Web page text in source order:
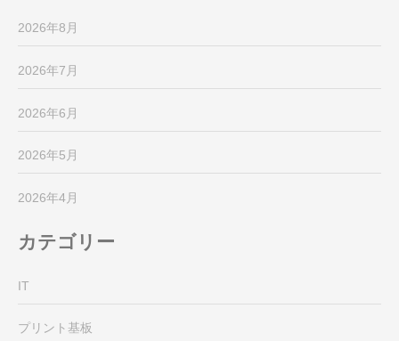
2026年8月
2026年7月
2026年6月
2026年5月
2026年4月
カテゴリー
IT
プリント基板